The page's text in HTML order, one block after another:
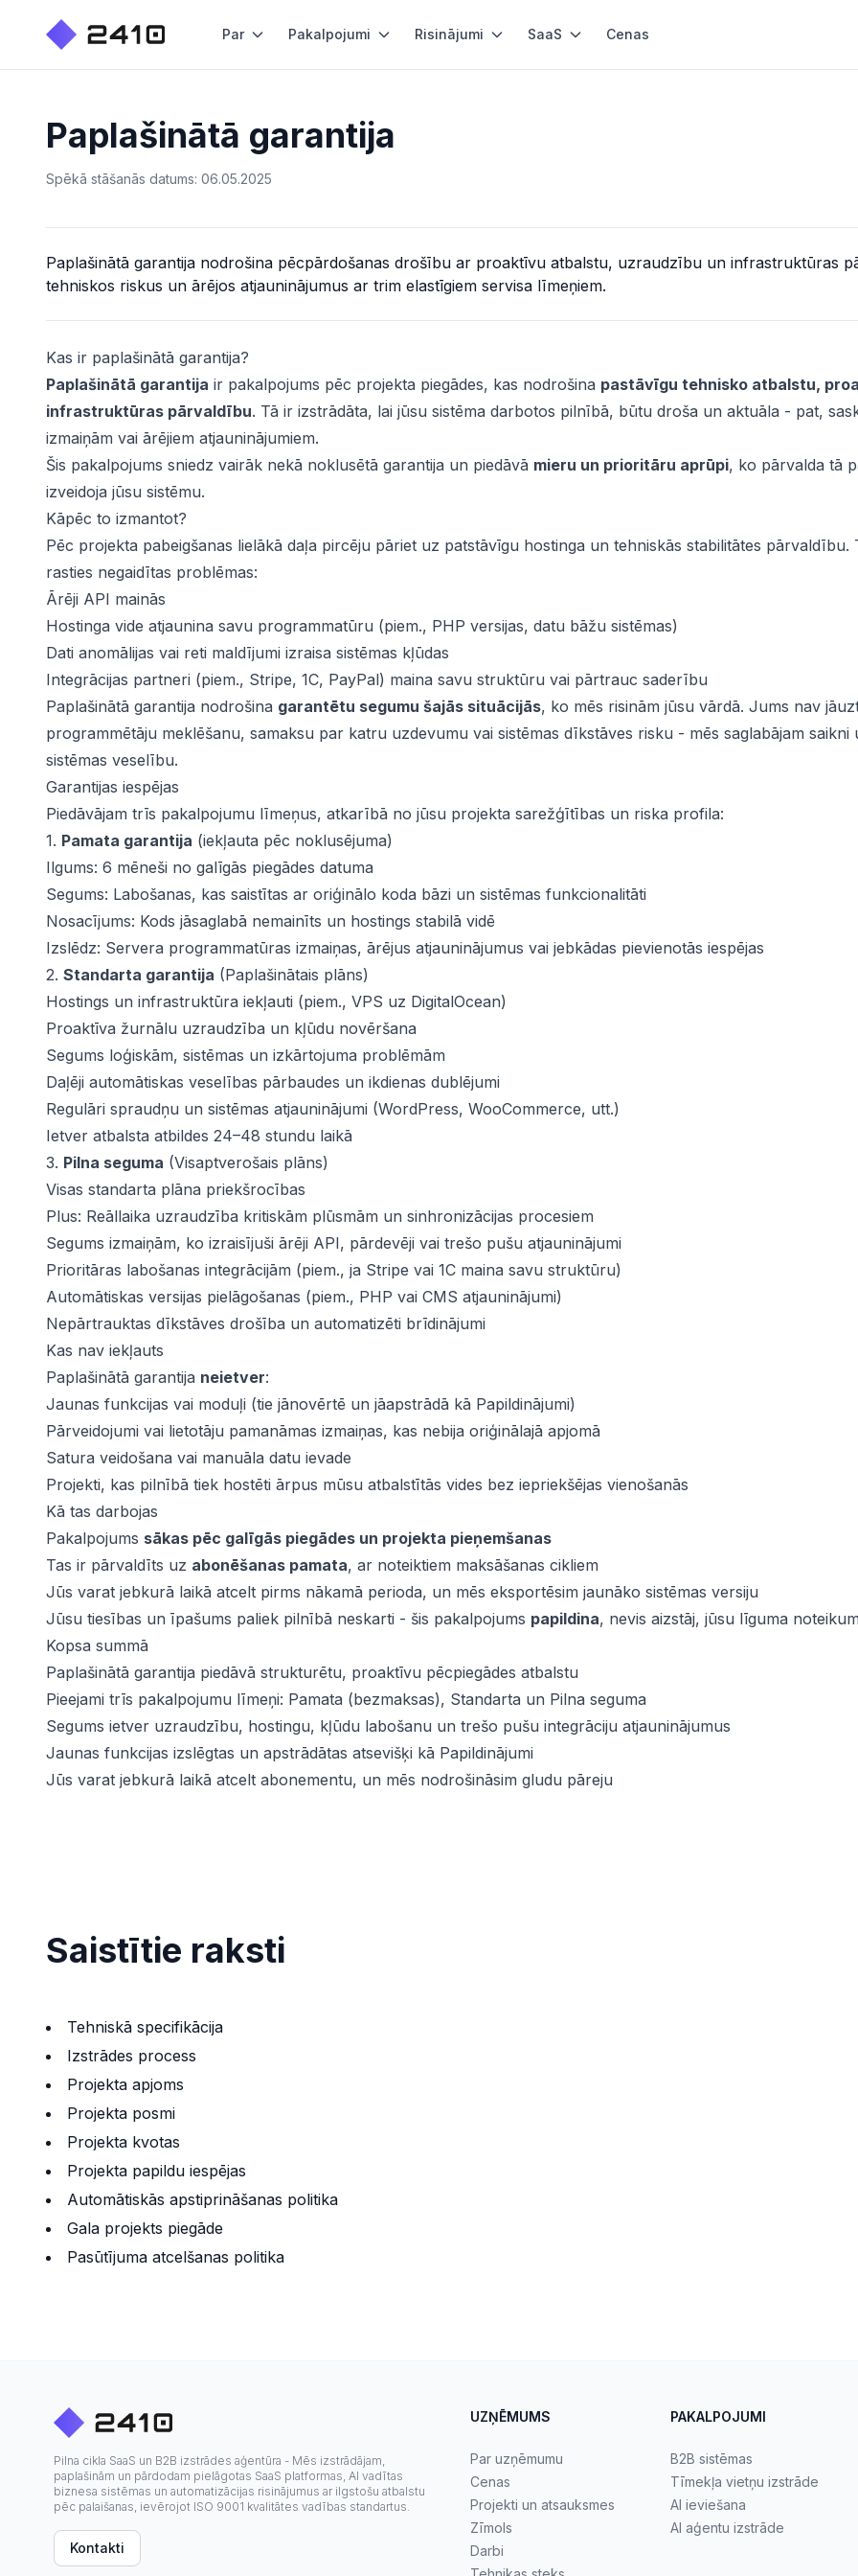
Par Pakalpojumi Risinājumi SaaS Cenas
Paplašinātā garantija
Spēkā stāšanās datums: 06.05.2025
Paplašinātā garantija nodrošina pēcpārdošanas drošību ar proaktīvu atbalstu, uzraudzību un infrastruktūras
tehniskos riskus un ārējos atjauninājumus ar trim elastīgiem servisa līmeņiem.
Kas ir paplašinātā garantija?
Paplašinātā garantija ir pakalpojums pēc projekta piegādes, kas nodrošina pastāvīgu tehnisko atbalstu,
infrastruktūras pārvaldību. Tā ir izstrādāta, lai jūsu sistēma darbotos pilnībā, būtu droša un aktuāla - pat,
izmaiņām vai ārējiem atjauninājumiem.
Šis pakalpojums sniedz vairāk nekā noklusētā garantija un piedāvā mieru un prioritāru aprūpi, ko pārvalda tā
izveidoja jūsu sistēmu.
Kāpēc to izmantot?
Pēc projekta pabeigšanas lielākā daļa pircēju pāriet uz patstāvīgu hostinga un tehniskās stabilitātes pārvaldību.
rasties negaidītas problēmas:
Ārēji API mainās
Hostinga vide atjaunina savu programmatūru (piem., PHP versijas, datu bāžu sistēmas)
Dati anomālijas vai reti maldījumi izraisa sistēmas kļūdas
Integrācijas partneri (piem., Stripe, 1C, PayPal) maina savu struktūru vai pārtrauc saderību
Paplašinātā garantija nodrošina garantētu segumu šajās situācijās, ko mēs risinām jūsu vārdā. Jums nav
programmētāju meklēšanu, samaksu par katru uzdevumu vai sistēmas dīkstāves risku - mēs saglabājam saikni
sistēmas veselību.
Garantijas iespējas
Piedāvājam trīs pakalpojumu līmeņus, atkarībā no jūsu projekta sarežģītības un riska profila:
1. Pamata garantija (iekļauta pēc noklusējuma)
Ilgums: 6 mēneši no galīgās piegādes datuma
Segums: Labošanas, kas saistītas ar oriģinālo koda bāzi un sistēmas funkcionalitāti
Nosacījums: Kods jāsaglabā nemainīts un hostings stabilā vidē
Izslēdz: Servera programmatūras izmaiņas, ārējus atjauninājumus vai jebkādas pievienotās iespējas
2. Standarta garantija (Paplašinātais plāns)
Hostings un infrastruktūra iekļauti (piem., VPS uz DigitalOcean)
Proaktīva žurnālu uzraudzība un kļūdu novēršana
Segums loģiskām, sistēmas un izkārtojuma problēmām
Daļēji automātiskas veselības pārbaudes un ikdienas dublējumi
Regulāri spraudņu un sistēmas atjauninājumi (WordPress, WooCommerce, utt.)
Ietver atbalsta atbildes 24–48 stundu laikā
3. Pilna seguma (Visaptverošais plāns)
Visas standarta plāna priekšrocības
Plus: Reāllaika uzraudzība kritiskām plūsmām un sinhronizācijas procesiem
Segums izmaiņām, ko izraisījuši ārēji API, pārdevēji vai trešo pušu atjauninājumi
Prioritāras labošanas integrācijām (piem., ja Stripe vai 1C maina savu struktūru)
Automātiskas versijas pielāgošanas (piem., PHP vai CMS atjauninājumi)
Nepārtrauktas dīkstāves drošība un automatizēti brīdinājumi
Kas nav iekļauts
Paplašinātā garantija neietver:
Jaunas funkcijas vai moduļi (tie jānovērtē un jāapstrādā kā Papildinājumi)
Pārveidojumi vai lietotāju pamanāmas izmaiņas, kas nebija oriģinālajā apjomā
Satura veidošana vai manuāla datu ievade
Projekti, kas pilnībā tiek hostēti ārpus mūsu atbalstītās vides bez iepriekšējas vienošanās
Kā tas darbojas
Pakalpojums sākas pēc galīgās piegādes un projekta pieņemšanas
Tas ir pārvaldīts uz abonēšanas pamata, ar noteiktiem maksāšanas cikliem
Jūs varat jebkurā laikā atcelt pirms nākamā perioda, un mēs eksportēsim jaunāko sistēmas versiju
Jūsu tiesības un īpašums paliek pilnībā neskarti - šis pakalpojums papildina, nevis aizstāj, jūsu līguma
Kopsa summā
Paplašinātā garantija piedāvā strukturētu, proaktīvu pēcpiegādes atbalstu
Pieejami trīs pakalpojumu līmeņi: Pamata (bezmaksas), Standarta un Pilna seguma
Segums ietver uzraudzību, hostingu, kļūdu labošanu un trešo pušu integrāciju atjauninājumus
Jaunas funkcijas izslēgtas un apstrādātas atsevišķi kā Papildinājumi
Jūs varat jebkurā laikā atcelt abonementu, un mēs nodrošināsim gludu pāreju
Saistītie raksti
Tehniskā specifikācija
Izstrādes process
Projekta apjoms
Projekta posmi
Projekta kvotas
Projekta papildu iespējas
Automātiskās apstiprināšanas politika
Gala projekts piegāde
Pasūtījuma atcelšanas politika
Pilna cikla SaaS un B2B izstrādes aģentūra - Mēs izstrādājam,
paplašinām un pārdodam pielāgotas SaaS platformas, AI vadītas
biznesa sistēmas un automatizācijas risinājumus ar ilgstošu atbalstu
pēc palaišanas, ievērojot ISO 9001 kvalitātes vadības standartus.
Kontakti
UZŅĒMUMS
Par uzņēmumu
Cenas
Projekti un atsauksmes
Zīmols
Darbi
PAKALPOJUMI
B2B sistēmas
Tīmekļa vietņu izstrāde
AI ieviešana
AI aģentu izstrāde